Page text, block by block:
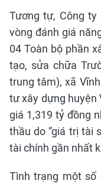
Tương tự, Công
vòng đánh giá
04 Toàn bộ phần
tạo, sửa chữa
trung tâm), xã
tư xây dựng huyện
giá 1,319 tỷ đồng
thầu do “giá trị tài
tài chính gần nhất
Tình trạng một số